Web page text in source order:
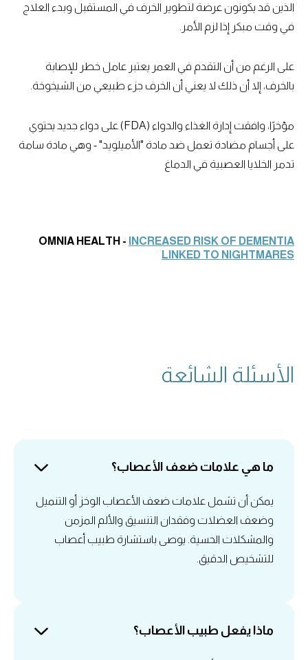
الذين قد يكونون عرضة لتطوير الخرف في المستقبل وبدء العلاج
في وقت مبكر إذا لزم الأمر.
على الرغم من أن التقدم في العمر يعتبر عامل خطر للإصابة
بالخرف، إلا أن ذلك لا يعني أن الخرف جزء طبيعي من الشيخوخة.
مؤخرًا، وافقت إدارة الغذاء والدواء (FDA) على دواء جديد يحتوي
على أجسام مضادة تعمل ضد مادة "الأميلويد" - وهي مادة سامة
تدمر الخلايا العصبية في الدماغ
OMNIA HEALTH -
INCREASED RISK OF DEMENTIA
LINKED TO NIGHTMARES
الأسئلة الشائعة
ما هي علامات ضعف الأعصاب؟
يمكن أن تشمل علامات ضعف الأعصاب الوخز أو التنميل
وضعف العضلات وفقدان التنسيق والألم المزمن
والمشكلات الحسية. يوصى باستشارة طبيب أعصاب
للتشخيص الدقيق.
ماذا يفعل طبيب الأعصاب؟